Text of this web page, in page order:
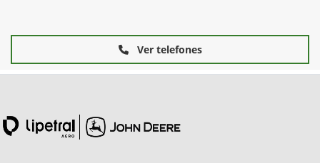
Ver telefones